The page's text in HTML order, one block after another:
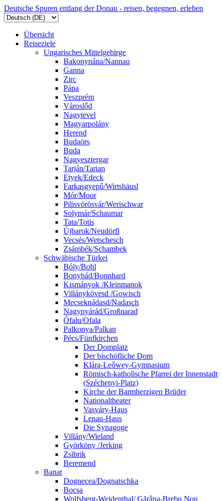
Deutsche Spuren entlang der Donau - reisen, begegnen, erleben
Übersicht
Reiseziele
Ungarisches Mittelgebirge
Bakonynána/Nannau
Ganna
Zirc
Pápa
Veszprém
Városlőd
Nagytevel
Magyarpolány
Herend
Budaörs
Buda
Nagyesztergar
Tarján/Tarian
Etyek/Edeck
Farkasgyepű/Wirtshäusl
Mór/Moor
Pilisvörösvár/Werischwar
Solymár/Schaumar
Tata/Totis
Újbarok/Neudörfl
Vecsés/Wetschesch
Zsámbék/Schambek
Schwäbische Türkei
Bóly/Bohl
Bonyhád/Bonnhard
Kismányok /Kleinmanok
Villánykövesd /Gowisch
Mecseknádasd/Nadasch
Nagynyárád/Großnarad
Ófalu/Ofala
Palkonya/Palkan
Pécs/Fünfkirchen
Der Domplatz
Der bischöfliche Dom
Klára-Leőwey-Gymnasium
Römisch-katholische Pfarrei der Innenstadt
(Széchenyi-Platz)
Kirche der Barmherzigen Brüder
Nationaltheater
Vasváry-Haus
Lenau-Haus
Die Synagoge
Villány/Wieland
Györköny /Jerking
Zsibrik
Beremend
Banat
Dognecea/Dognatschka
Bocşa
Wolfsberg-Weidenthal/ Gărâna-Brebu Nou